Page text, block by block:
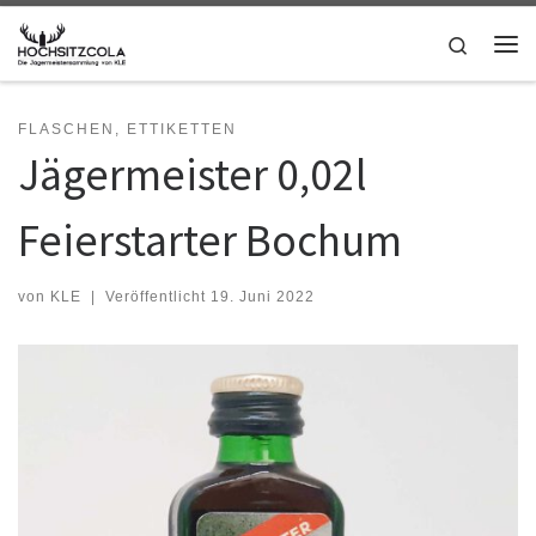
Zum Inhalt springen
Search
FLASCHEN, ETTIKETTEN
Jägermeister 0,02l
Feierstarter Bochum
von KLE Veröffentlicht 19. Juni 2022